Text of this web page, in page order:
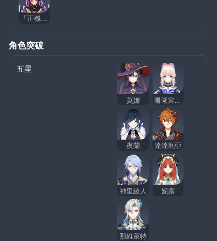
「正機之神」
角色突破
五星
莫娜 珊瑚宮心海
夜蘭 達達利亞
神里綾人 妮露
那維萊特